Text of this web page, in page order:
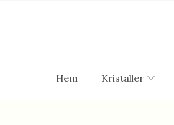
Hem Kristaller